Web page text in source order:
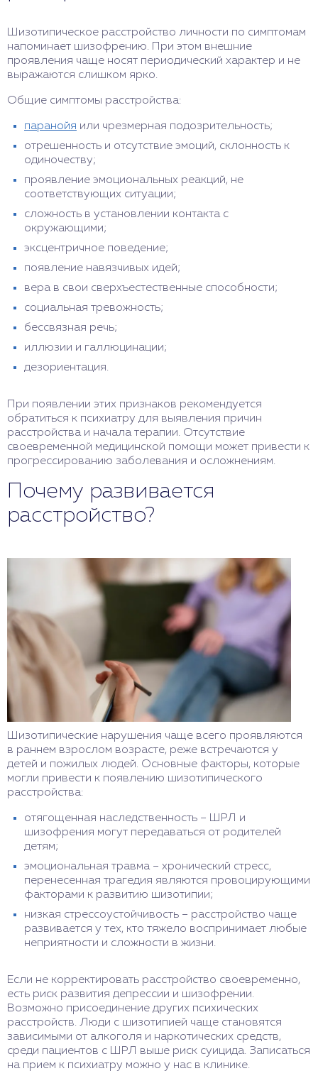
Шизотипическое расстройство личности по симптомам
напоминает шизофрению. При этом внешние
проявления чаще носят периодический характер и не
выражаются слишком ярко.
Общие симптомы расстройства:
паранойя или чрезмерная подозрительность;
отрешенность и отсутствие эмоций, склонность к
одиночеству;
проявление эмоциональных реакций, не
соответствующих ситуации;
сложность в установлении контакта с
окружающими;
эксцентричное поведение;
появление навязчивых идей;
вера в свои сверхъестественные способности;
социальная тревожность;
бессвязная речь;
иллюзии и галлюцинации;
дезориентация.
При появлении этих признаков рекомендуется
обратиться к психиатру для выявления причин
расстройства и начала терапии. Отсутствие
своевременной медицинской помощи может привести к
прогрессированию заболевания и осложнениям.
Почему развивается
расстройство?
Шизотипические нарушения чаще всего проявляются
в раннем взрослом возрасте, реже встречаются у
детей и пожилых людей. Основные факторы, которые
могли привести к появлению шизотипического
расстройства:
отягощенная наследственность – ШРЛ и
шизофрения могут передаваться от родителей
детям;
эмоциональная травма – хронический стресс,
перенесенная трагедия являются провоцирующими
факторами к развитию шизотипии;
низкая стрессоустойчивость – расстройство чаще
развивается у тех, кто тяжело воспринимает любые
неприятности и сложности в жизни.
Если не корректировать расстройство своевременно,
есть риск развития депрессии и шизофрении.
Возможно присоединение других психических
расстройств. Люди с шизотипией чаще становятся
зависимыми от алкоголя и наркотических средств,
среди пациентов с ШРЛ выше риск суицида. Записаться
на прием к психиатру можно у нас в клинике.